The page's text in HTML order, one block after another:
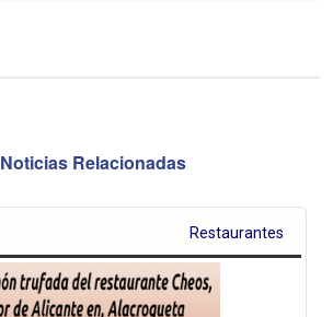
Noticias Relacionadas
Restaurantes